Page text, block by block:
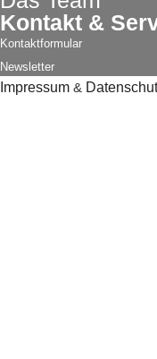
Kontakt &
Kontaktformular
Newsletter
Impressum &